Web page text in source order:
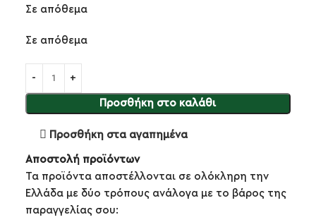
Σε απόθεμα
Σε απόθεμα
Προσθήκη στο καλάθι
Προσθήκη στα αγαπημένα
Αποστολή προϊόντων
Τα προϊόντα αποστέλλονται σε ολόκληρη την
Ελλάδα με δύο τρόπους ανάλογα με το βάρος της
παραγγελίας σου: